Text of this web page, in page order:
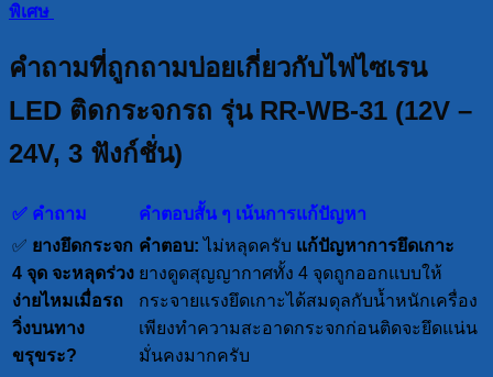
พิเศษ
คำถามที่ถูกถามบ่อยเกี่ยวกับไฟไซเรน
LED ติดกระจกรถ รุ่น RR-WB-31 (12V –
24V, 3 ฟังก์ชั่น)
✅ คำถาม
คำตอบสั้น ๆ เน้นการแก้ปัญหา
✅ ยางยึดกระจก
4 จุด จะหลุดร่วง
ง่ายไหมเมื่อรถ
วิ่งบนทาง
ขรุขระ?
คำตอบ: ไม่หลุดครับ แก้ปัญหาการยึดเกาะ
ยางดูดสุญญากาศทั้ง 4 จุดถูกออกแบบให้
กระจายแรงยึดเกาะได้สมดุลกับน้ำหนักเครื่อง
เพียงทำความสะอาดกระจกก่อนติดจะยึดแน่น
มั่นคงมากครับ